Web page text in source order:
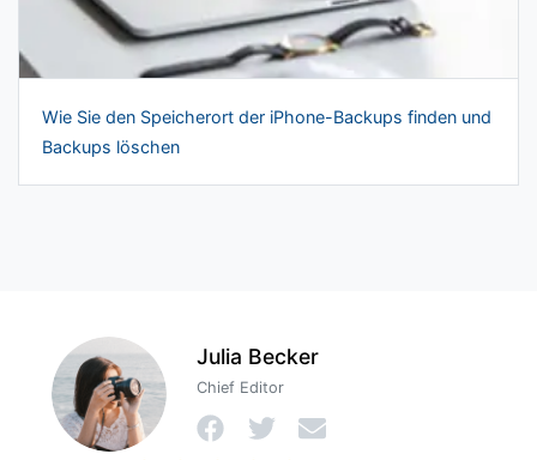
Wie Sie den Speicherort der iPhone-Backups finden und
Backups löschen
Julia Becker
Chief Editor